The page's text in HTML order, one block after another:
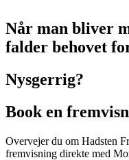
Når man bliver
falder behovet
Nysgerrig?
Book en
Overvejer du om Hadsten
fremvisning direkte med